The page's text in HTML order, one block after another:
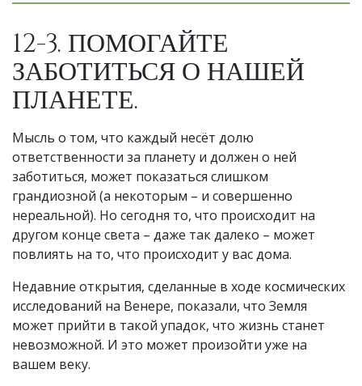
12-3. ПОМОГАЙТЕ
ЗАБОТИТЬСЯ О НАШЕЙ
ПЛАНЕТЕ.
Мысль о том, что каждый несёт долю
ответственности за планету и должен о ней
заботиться, может показаться слишком
грандиозной (а некоторым – и совершенно
нереальной). Но сегодня то, что происходит на
другом конце света – даже так далеко – может
повлиять на то, что происходит у вас дома.
Недавние открытия, сделанные в ходе космических
исследований на Венере, показали, что Земля
может прийти в такой упадок, что жизнь станет
невозможной. И это может произойти уже на
вашем веку.